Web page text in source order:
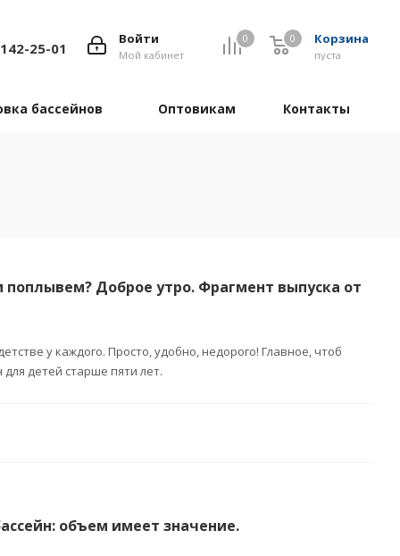
0 Корзина
пуста
0
Войти
Мой кабинет
25-01
бассейнов Оптовикам Контакты
Доброе утро. Фрагмент выпуска от
у каждого. Просто, удобно, недорого! Главное, чтоб
детей старше пяти лет.
объем имеет значение.